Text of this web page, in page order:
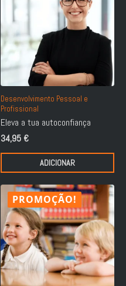
Desenvolvimento Pessoal e
Profissional
Eleva a tua autoconfiança
34,95 €
ADICIONAR
PROMOÇÃO!